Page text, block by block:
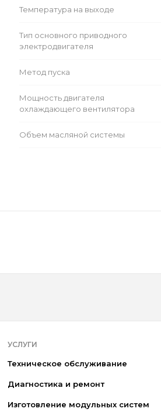
Температура на выходе
Тип основного приводного
электродвигателя
Метод пуска
Мощность двигателя
охлаждающего вентилятора
Объем масляной системы
УСЛУГИ
Техническое обслуживание
Диагностика и ремонт
Изготовление модульных систем